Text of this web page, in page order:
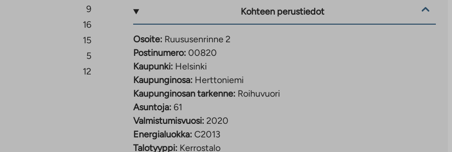
ja leikkipuisto.
Itiksessä ja
ja
9
16
15
5
12
Kohteen perustiedot
Osoite: Ruususenrinne 2
Postinumero: 00820
Kaupunki: Helsinki
Kaupunginosa: Herttoniemi
Kaupunginosan tarkenne: Roihuvuori
Asuntoja: 61
Valmistumisvuosi: 2020
Energialuokka: C2013
Talotyyppi: Kerrostalo